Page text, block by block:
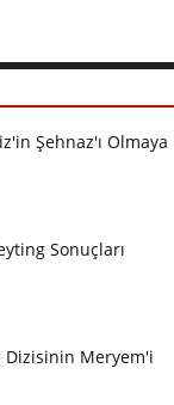
Şehnaz'ı Olmaya
Sonuçları
Dizisinin Meryem'i